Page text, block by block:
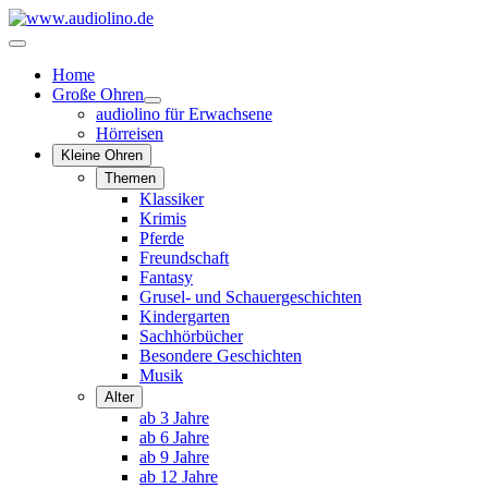
Home
Große Ohren
audiolino für Erwachsene
Hörreisen
Kleine Ohren
Themen
Klassiker
Krimis
Pferde
Freundschaft
Fantasy
Grusel- und Schauergeschichten
Kindergarten
Sachhörbücher
Besondere Geschichten
Musik
Alter
ab 3 Jahre
ab 6 Jahre
ab 9 Jahre
ab 12 Jahre